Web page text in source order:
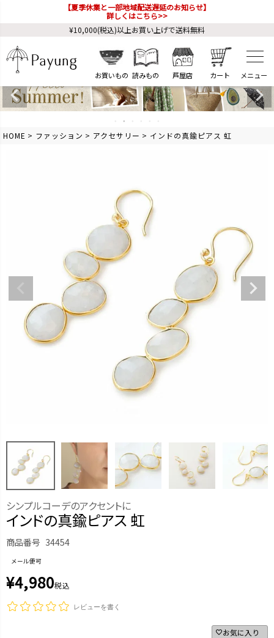
【夏季休業と一部地域配送遅延のお知らせ】
詳しくはこちら>>
¥10,000(税込)以上お買い上げで送料無料
お買いもの 読みもの 芦屋店 カート
HOME ファッション アクセサリー インドの真鍮ピアス 虹
シンプルコーデのアクセントに
インドの真鍮ピアス 虹
商品番号 34454
メール便可
¥4,980税込
レビューを書く
お気に入り